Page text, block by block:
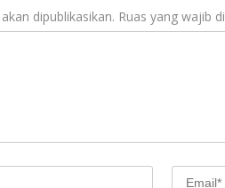
dipublikasikan. Ruas yang wajib